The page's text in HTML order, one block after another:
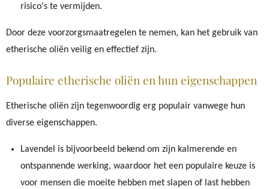
risico's te vermijden.
Door deze voorzorgsmaatregelen te nemen, kan het gebruik van
etherische oliën veilig en effectief zijn.
Populaire etherische oliën en hun eigenschappen
Etherische oliën zijn tegenwoordig erg populair vanwege hun
diverse eigenschappen.
Lavendel is bijvoorbeeld bekend om zijn kalmerende en
ontspannende werking, waardoor het een populaire keuze is
voor mensen die moeite hebben met slapen of last hebben